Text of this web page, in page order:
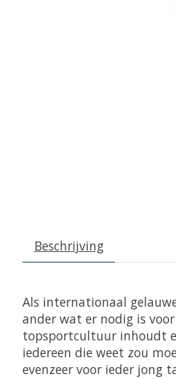
Beschrijving
Als internationaal
ander wat er nodig is
topsportcultuur inhoudt
iedereen die weet zou
evenzeer voor ieder jong